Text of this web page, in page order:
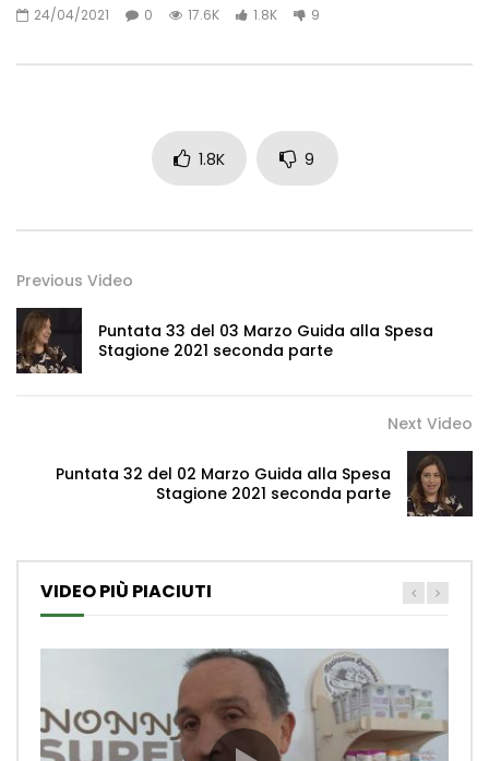
24/04/2021 0 17.6K 1.8K 9
1.8K 9
Previous Video
Puntata 33 del 03 Marzo Guida alla Spesa
Stagione 2021 seconda parte
Next Video
Puntata 32 del 02 Marzo Guida alla Spesa
Stagione 2021 seconda parte
VIDEO PIÙ PIACIUTI